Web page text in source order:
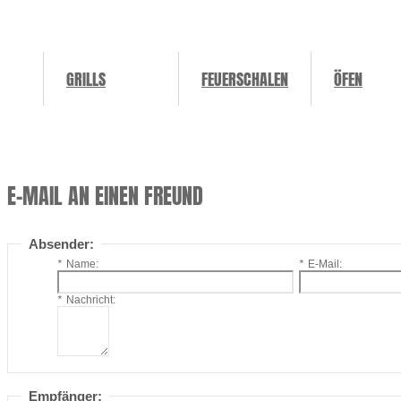
GRILLS FEUERSCHALEN ÖFEN
E-MAIL AN EINEN FREUND
Absender:
* Name: * E-Mail:
* Nachricht:
Empfänger: